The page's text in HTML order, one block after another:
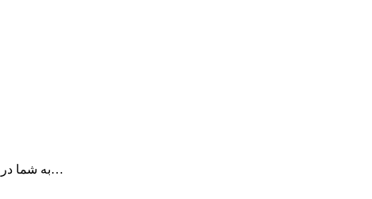
Greeting Card Shop به شما در ساخت کارت های فوق العاده برای مراسم های…